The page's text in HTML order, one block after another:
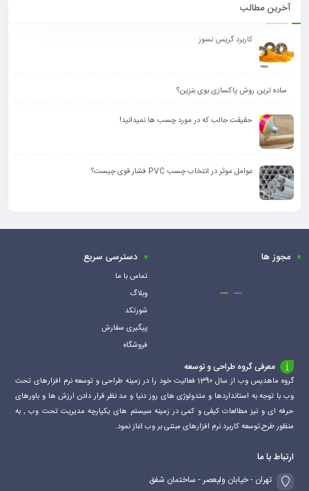
آخرین مطالب
کاربرد گریس نسوز
ساده ترین روش پاکسازی بوی بنزین؟
حقیقت جالب که در مورد چسب ها نمیدانید!
عوامل موثر در انتخاب چسب PVC فشار قوی چیست؟
مجوز ها دسترسی سریع
تماس با ما
وبلاگ
شورتکد
پیگیری سفارش
فروشگاه
معرفی گروه طراحی و توسعه
گروه ماهدیس وب از سال 1390 فعالیت خود را در زمینه طراحی و توسعه نرم افزارهای تحت
وب با توجه به استانداردها و متدولوژی های روز دنیا و مد نظر قرار دادن ارزش ها و باورهای
حرفه ای و نیز مطالعات کیفی و کمی در زمینه سیستم های یکپارچه مدیریت تحت وب , به
منظور طرح,توسعه کاربرد نرم افزارهای مبتنی بر وب اغاز نمود.
ارتباط با ما
تهران - خیابان ولیعصر - ساختمان شفق